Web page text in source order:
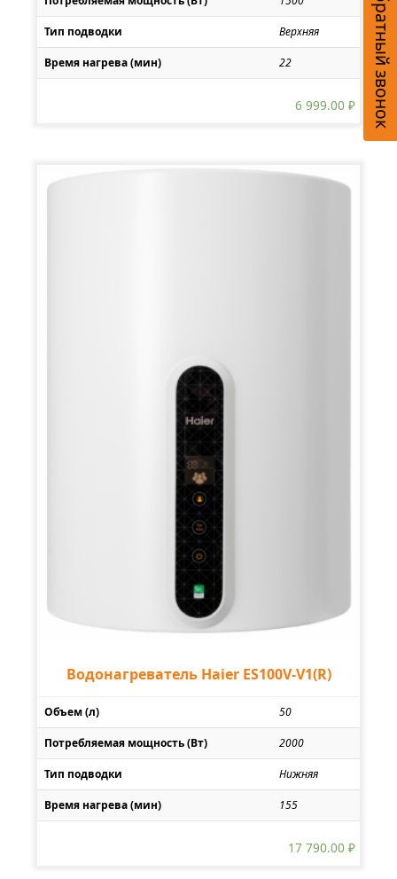
Тип подводки Верхняя
Время нагрева (мин) 22
6 999.00 ₽
Водонагреватель Haier ES100V-V1(R)
Объем (л) 50
Потребляемая мощность (Вт) 2000
Тип подводки Нижняя
Время нагрева (мин) 155
17 790.00 ₽
Обратный звонок